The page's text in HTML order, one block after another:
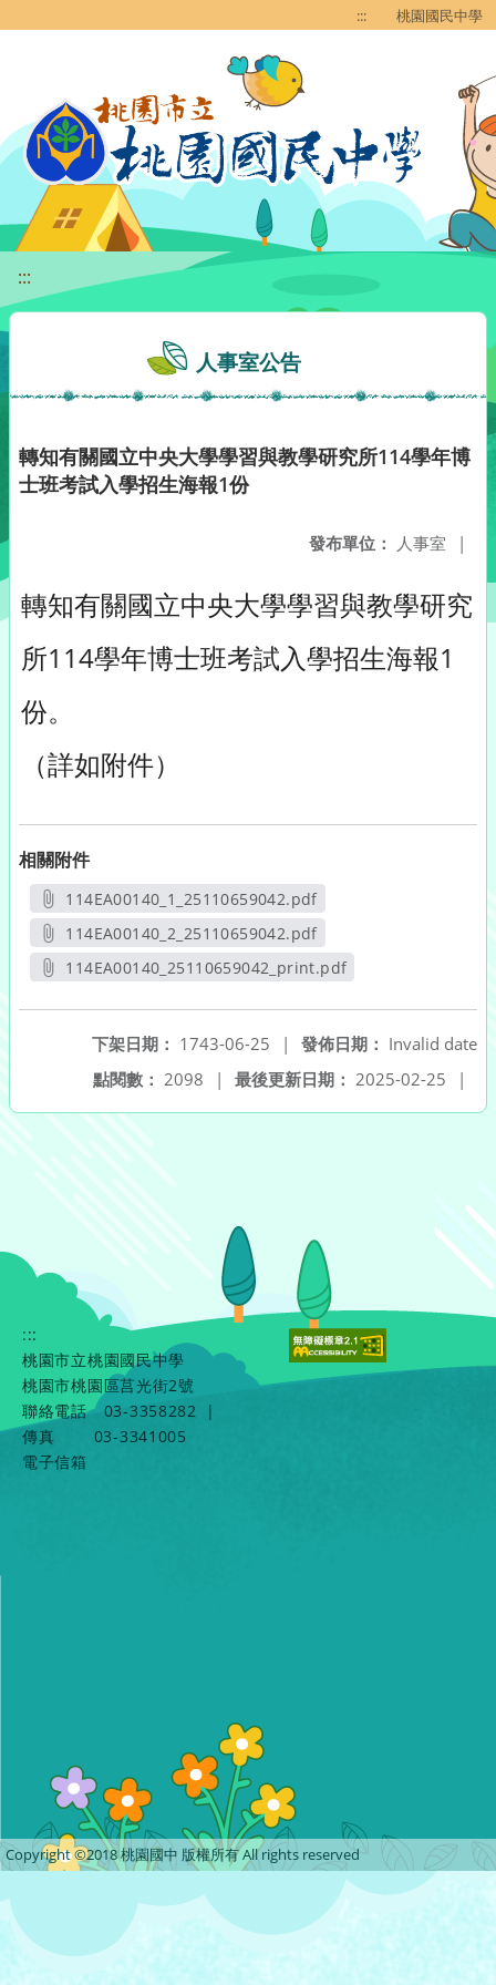
::: 桃園國民中學
:::
人事室公告
轉知有關國立中央大學學習與教學研究所114學年博
士班考試入學招生海報1份
發布單位： 人事室 |
轉知有關國立中央大學學習與教學研究
所114學年博士班考試入學招生海報1
份。
（詳如附件）
相關附件
114EA00140_1_25110659042.pdf
另開新視窗
114EA00140_2_25110659042.pdf
另開新視窗
114EA00140_25110659042_print.pdf
發佈日期： Invalid date
下架日期： 1743-06-25
|
最後更新日期： 2025-02-25 |
點閱數： 2098 |
:::
桃園市立桃園國民中學
桃園市桃園區莒光街2號
聯絡電話
03-3358282
|
傳真
03-3341005
電子信箱
Copyright ©2018 桃園國中 版權所有 All rights reserved